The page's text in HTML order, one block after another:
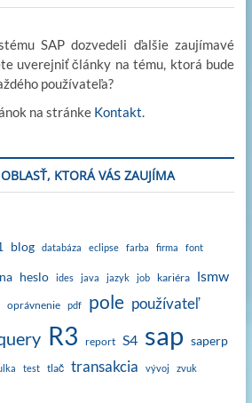
SAP dozvedeli ďalšie zaujímavé
uverejniť články na tému, ktorá bude
používateľa?
na stránke Kontakt.
KTORÁ VÁS ZAUJÍMA
blog databáza eclipse farba firma font
heslo ides java jazyk job kariéra lsmw
oprávnenie pdf pole používateľ
R3 report S4 sap saperp
test tlač transakcia vývoj
zvuk